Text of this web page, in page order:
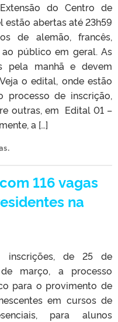
do Centro de
estão abertas até 23h59
de alemão, francês,
público em geral. As
pela manhã e devem
o edital, onde estão
processo de inscrição,
outras, em Edital 01 –
a […]
.
116 vagas
na
inscrições, de 25 de
março, a processo
para o provimento de
em cursos de
para alunos